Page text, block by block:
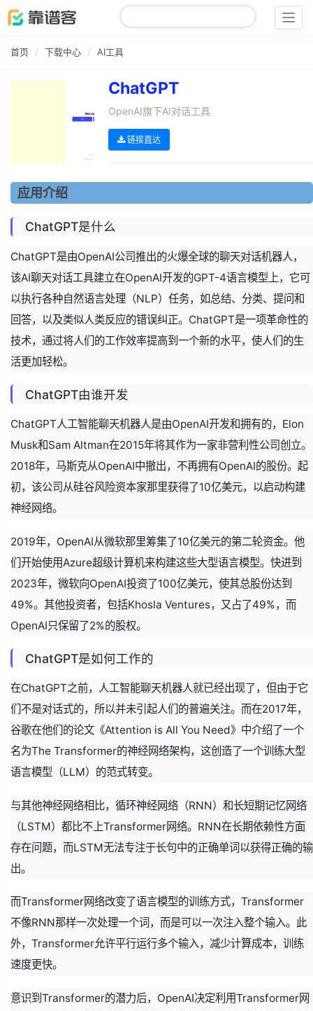
首页 下载中心 AI工具
ChatGPT
OpenAI旗下AI对话工具
链接直达
应用介绍
ChatGPT是什么
ChatGPT是由OpenAI公司推出的火爆全球的聊天对话机器人，
该AI聊天对话工具建立在OpenAI开发的GPT-4语言模型上，它可
以执行各种自然语言处理（NLP）任务，如总结、分类、提问和
回答，以及类似人类反应的错误纠正。ChatGPT是一项革命性的
技术，通过将人们的工作效率提高到一个新的水平，使人们的生
活更加轻松。
ChatGPT由谁开发
ChatGPT人工智能聊天机器人是由OpenAI开发和拥有的，Elon
Musk和Sam Altman在2015年将其作为一家非营利性公司创立。
2018年，马斯克从OpenAI中撤出，不再拥有OpenAI的股份。起
初，该公司从硅谷风险资本家那里获得了10亿美元，以启动构建
神经网络。
2019年，OpenAI从微软那里筹集了10亿美元的第二轮资金。他
们开始使用Azure超级计算机来构建这些大型语言模型。快进到
2023年，微软向OpenAI投资了100亿美元，使其总股份达到
49%。其他投资者，包括Khosla Ventures，又占了49%，而
OpenAI只保留了2%的股权。
ChatGPT是如何工作的
在ChatGPT之前，人工智能聊天机器人就已经出现了，但由于它
们不是对话式的，所以并未引起人们的普遍关注。而在2017年，
谷歌在他们的论文《Attention is All You Need》中介绍了一个
名为The Transformer的神经网络架构，这创造了一个训练大型
语言模型（LLM）的范式转变。
与其他神经网络相比，循环神经网络（RNN）和长短期记忆网络
（LSTM）都比不上Transformer网络。RNN在长期依赖性方面
存在问题，而LSTM无法专注于长句中的正确单词以获得正确的输
出。
而Transformer网络改变了语言模型的训练方式，Transformer
不像RNN那样一次处理一个词，而是可以一次注入整个输入。此
外，Transformer允许平行运行多个输入，减少计算成本，训练
速度更快。
意识到Transformer的潜力后，OpenAI决定利用Transformer网